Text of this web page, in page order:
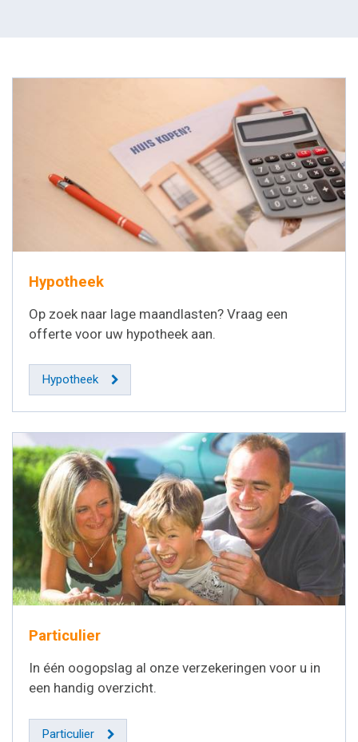
Hypotheek
Op zoek naar lage maandlasten? Vraag een
offerte voor uw hypotheek aan.
Hypotheek
Particulier
In één oogopslag al onze verzekeringen voor u in
een handig overzicht.
Particulier